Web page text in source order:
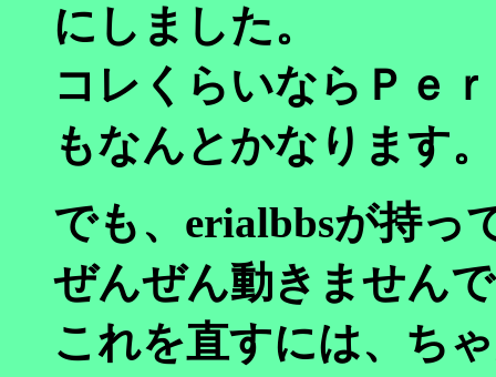
にしました。
コレくらいならＰｅ
もなんとかなります。
でも、erialbbsが持っ
ぜんぜん動きません
これを直すには、ち